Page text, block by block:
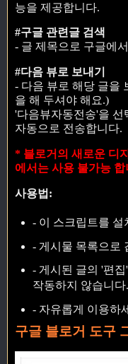
능을 제공합니다.
#구글 관련글 검색
- 글 제목으로 구글에
#다음 뷰로 보내기
- 다음 뷰로 해당 글을
을 해 두셔야 해요.)
'다음뷰자동전송'을 선
자동으로 전송합니다.
* 블로거의 새로운 디
에서는 사용 불가능 합
사용법:
- 이 스크립트를 설
- 게시물 목록으로
- 게시된 글의 '편
작동하지 않습니다
- 자유롭게 이용하
구글 블로거 도구